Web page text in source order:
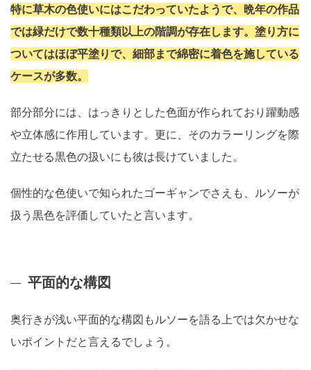
特に草木の色使いにはこだわっていたようで、晩年の作品
では緑だけで数十種類以上の階調が存在します。塗り方に
ついてはほぼ平塗りで、細部まで綿密に着色を施している
ケースが多数。
部分部分には、はっきりとした色面が作られており躍動感
や立体感に作用しています。更に、そのカラーリングを際
立たせる黒色の扱いにも彼は長けていました。
個性的な色使いで知られたゴーギャンでさえも、ルソーが
扱う黒色を評価していたと言います。
平面的な構図
奥行きが浅い平面的な構図もルソーを語る上では欠かせな
いポイントだと言えるでしょう。